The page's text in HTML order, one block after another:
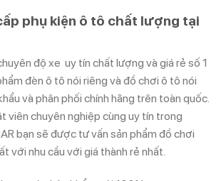
phụ kiện ô tô chất lượng tại
độ xe uy tín chất lượng và giá rẻ số 1
đèn ô tô nói riêng và đồ chơi ô tô nói
và phân phối chính hãng trên toàn quốc.
viên chuyên nghiệp cùng uy tín trong
bạn sẽ được tư vấn sản phẩm đồ chơi
với nhu cầu với giá thành rẻ nhất.